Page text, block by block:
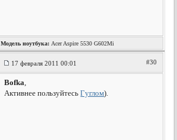
Модель ноутбука: Acer Aspire 5530 G602Mi
17 февраля 2011 00:01 #30
Bofka,
Активнее пользуйтесьГуглом).